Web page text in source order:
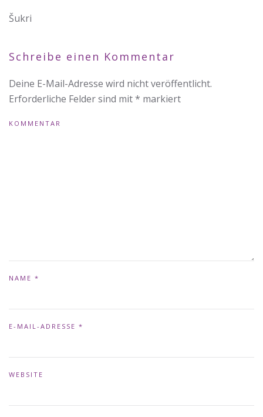
Šukri
Schreibe einen Kommentar
Deine E-Mail-Adresse wird nicht veröffentlicht.
Erforderliche Felder sind mit* markiert
KOMMENTAR
NAME *
E-MAIL-ADRESSE *
WEBSITE